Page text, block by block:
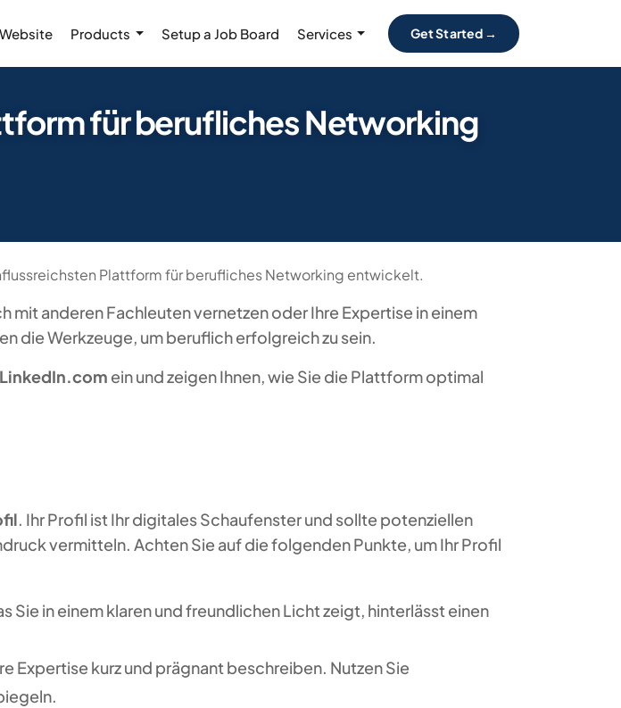
Products Setup a Job Board Services Get Started →
für berufliches Networking
Plattform für berufliches Networking entwickelt.
mit anderen Fachleuten vernetzen oder Ihre Expertise in einem
die Werkzeuge, um beruflich erfolgreich zu sein.
ein und zeigen Ihnen, wie Sie die Plattform optimal
. Ihr Profil ist Ihr digitales Schaufenster und sollte potenziellen
vermitteln. Achten Sie auf die folgenden Punkte, um Ihr Profil
Sie in einem klaren und freundlichen Licht zeigt, hinterlässt einen
Expertise kurz und prägnant beschreiben. Nutzen Sie